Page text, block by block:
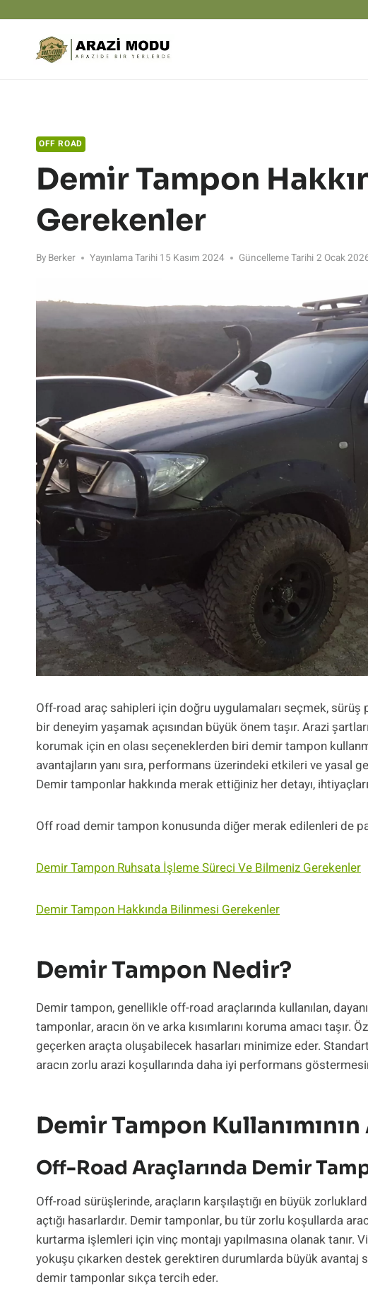
content
OFF ROAD
Demir Tampon
Gerekenler
By Berker Yayınlama Tarihi 15 Kasım 2024 Güncelleme Tarihi 2 Ocak
Off-road araç sahipleri için doğru uygulamaları seçmek, sürüş
bir deneyim yaşamak açısından büyük önem taşır. Arazi
korumak için en olası seçeneklerden biri demir tampon
avantajların yanı sıra, performans üzerindeki etkileri ve yasal
Demir tamponlar hakkında merak ettiğiniz her detayı,
Off road demir tampon konusunda diğer merak edilenleri de
Demir Tampon Ruhsata İşleme Süreci Ve Bilmeniz Gerekenler
Demir Tampon Hakkında Bilinmesi Gerekenler
Demir Tampon Nedir?
Demir tampon, genellikle off-road araçlarında kullanılan,
tamponlar, aracın ön ve arka kısımlarını koruma amacı
geçerken araçta oluşabilecek hasarları minimize eder.
aracın zorlu arazi koşullarında daha iyi performans
Demir Tampon
Off-Road Araçlarında Demir
Off-road sürüşlerinde, araçların karşılaştığı en büyük
açtığı hasarlardır. Demir tamponlar, bu tür zorlu koşullarda
kurtarma işlemleri için vinç montajı yapılmasına olanak tanır.
yokuşu çıkarken destek gerektiren durumlarda büyük avantaj
demir tamponlar sıkça tercih eder.